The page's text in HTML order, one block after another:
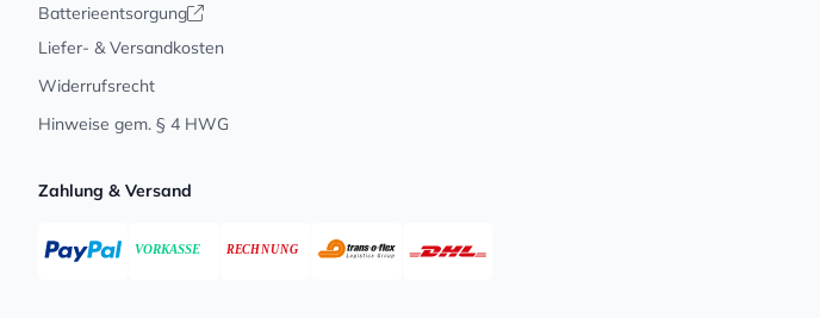
Batterieentsorgung
Liefer- & Versandkosten
Widerrufsrecht
Hinweise gem. § 4 HWG
Zahlung & Versand